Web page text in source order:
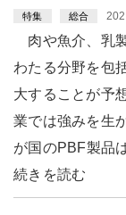
特集 総合
肉や魚介、乳
わたる分野を包
大することが予
業では強みを生
が国のPBF製品
続きを読む